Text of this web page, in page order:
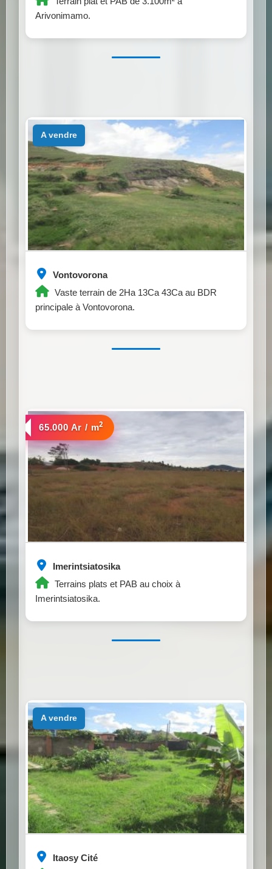
Arivonimamo.
Vontovorona
Vaste terrain de 2Ha 13Ca 43Ca au BDR
principale à Vontovorona.
a vendre
Imerintsiatosika
Terrains plats et PAB au choix à
Imerintsiatosika.
a vendre
65.000 Ar / m2
Itaosy Cité
a vendre